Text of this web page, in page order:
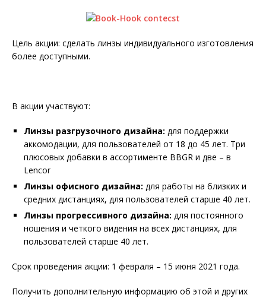
Цель акции: сделать линзы индивидуального изготовления
более доступными.
В акции участвуют:
Линзы разгрузочного дизайна: для поддержки
аккомодации, для пользователей от 18 до 45 лет. Три
плюсовых добавки в ассортименте BBGR и две – в
Lencor
Линзы офисного дизайна: для работы на близких и
средних дистанциях, для пользователей старше 40 лет.
Линзы прогрессивного дизайна: для постоянного
ношения и четкого видения на всех дистанциях, для
пользователей старше 40 лет.
Срок проведения акции: 1 февраля – 15 июня 2021 года.
Получить дополнительную информацию об этой и других